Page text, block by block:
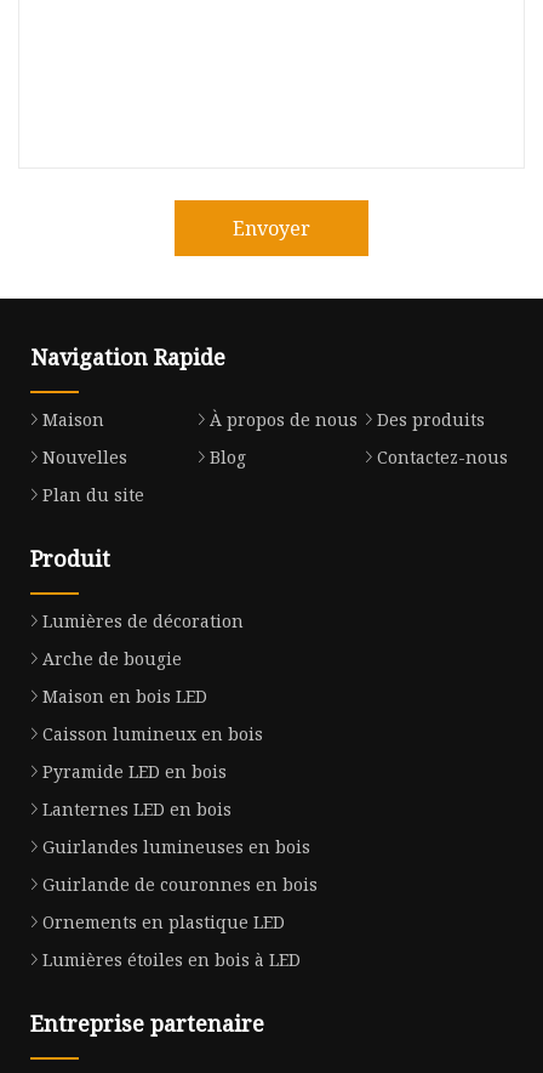
Envoyer
Navigation Rapide
Maison À propos de nous
Des produits
Nouvelles
Blog
Contactez-nous
Plan du site
Produit
Lumières de décoration
Arche de bougie
Maison en bois LED
Caisson lumineux en bois
Pyramide LED en bois
Lanternes LED en bois
Guirlandes lumineuses en bois
Guirlande de couronnes en bois
Ornements en plastique LED
Lumières étoiles en bois à LED
Entreprise partenaire